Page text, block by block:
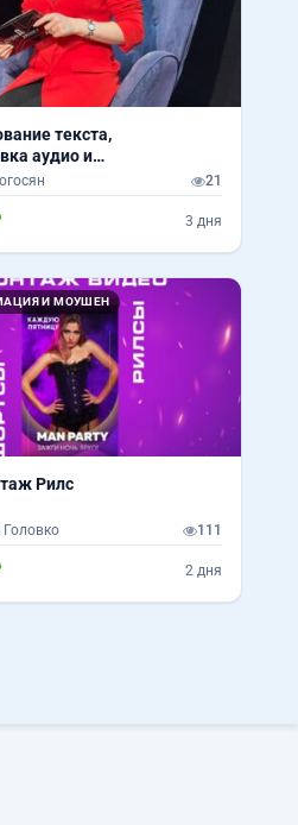
текста,
аудио и
дикторская
21
3 дня
И МОУШЕН
Видеомонтаж Рилс
Головко 111
2 дня